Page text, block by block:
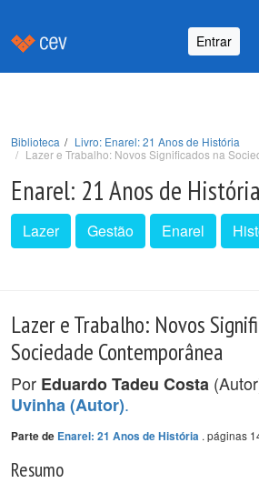
Entrar
Biblioteca
Livro: Enarel: 21 Anos de História
Lazer e Trabalho: Novos Significados na
Enarel: 21 Anos de História
Lazer Gestão Enarel
Lazer e Trabalho: Novos
Sociedade Contemporânea
Por Eduardo Tadeu Costa
Uvinha (Autor).
Parte de Enarel: 21 Anos de História . páginas
Resumo